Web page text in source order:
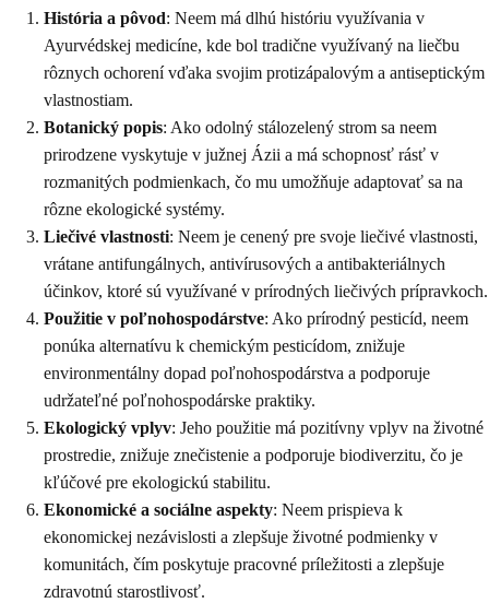
História a pôvod: Neem má dlhú históriu využívania v
Ayurvédskej medicíne, kde bol tradične využívaný na liečbu
rôznych ochorení vďaka svojim protizápalovým a antiseptickým
vlastnostiam.
Botanický popis: Ako odolný stálozelený strom sa neem
prirodzene vyskytuje v južnej Ázii a má schopnosť rásť v
rozmanitých podmienkach, čo mu umožňuje adaptovať sa na
rôzne ekologické systémy.
Liečivé vlastnosti: Neem je cenený pre svoje liečivé vlastnosti,
vrátane antifungálnych, antivírusových a antibakteriálnych
účinkov, ktoré sú využívané v prírodných liečivých prípravkoch.
Použitie v poľnohospodárstve: Ako prírodný pesticíd, neem
ponúka alternatívu k chemickým pesticídom, znižuje
environmentálny dopad poľnohospodárstva a podporuje
udržateľné poľnohospodárske praktiky.
Ekologický vplyv: Jeho použitie má pozitívny vplyv na životné
prostredie, znižuje znečistenie a podporuje biodiverzitu, čo je
kľúčové pre ekologickú stabilitu.
Ekonomické a sociálne aspekty: Neem prispieva k
ekonomickej nezávislosti a zlepšuje životné podmienky v
komunitách, čím poskytuje pracovné príležitosti a zlepšuje
zdravotnú starostlivosť.